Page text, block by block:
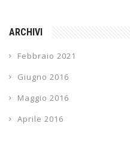
ARCHIVI
Febbraio 2021
Giugno 2016
Maggio 2016
Aprile 2016